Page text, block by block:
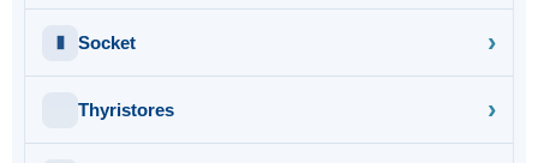
Socket
Thyristores